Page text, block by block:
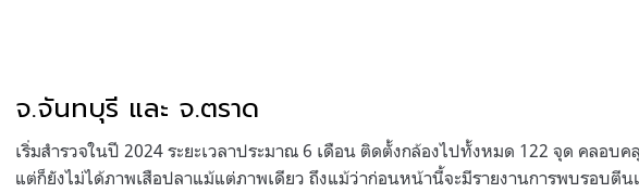
จ.จันทบุรี และ จ.ตราด
เริ่มสำรวจในปี 2024 ระยะเวลาประมาณ 6 เดือน ติดตั้งกล้องไปทั้งหมด 122 จุด คลอบ
แต่ก็ยังไม่ได้ภาพเสือปลาแม้แต่ภาพเดียว ถึงแม้ว่าก่อนหน้านี้จะมีรายงานการพบรอบตีน